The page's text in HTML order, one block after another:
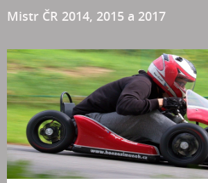
Mistr ČR 2014, 2015 a 2017